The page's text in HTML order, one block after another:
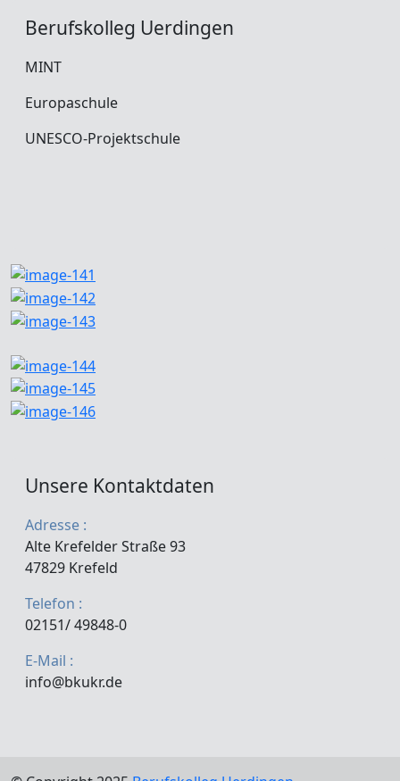
Berufskolleg Uerdingen
MINT
Europaschule
UNESCO-Projektschule
Unsere Kontaktdaten
Adresse :
Alte Krefelder Straße 93
47829 Krefeld
Telefon :
02151/ 49848-0
E-Mail :
info@bkukr.de